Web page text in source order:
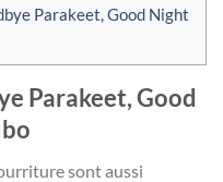
Parakeet, Good Night
Parakeet, Good
sont aussi